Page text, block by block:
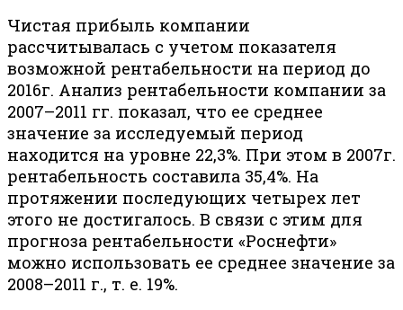
Чистая прибыль компании
рассчитывалась с учетом показателя
возможной рентабельности на период до
2016г. Анализ рентабельности компании за
2007–2011 гг. показал, что ее среднее
значение за исследуемый период
находится на уровне 22,3%. При этом в 2007г.
рентабельность составила 35,4%. На
протяжении последующих четырех лет
этого не достигалось. В связи с этим для
прогноза рентабельности «Роснефти»
можно использовать ее среднее значение за
2008–2011 г., т. е. 19%.